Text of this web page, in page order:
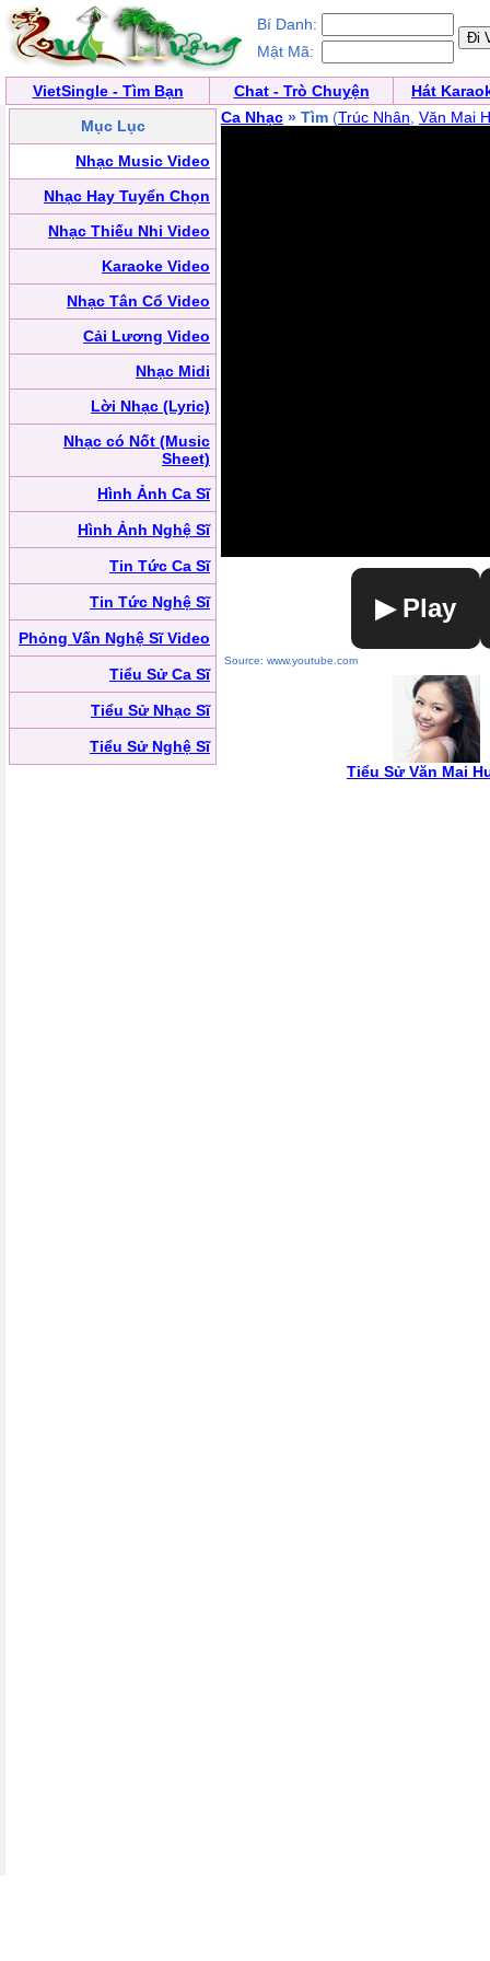
Bí Danh:
Mật Mã:
VietSingle - Tìm Bạn Chat - Trò Chuyện
Hát
Mục Lục
Nhạc Music Video
Nhạc Hay Tuyển Chọn
Nhạc Thiếu Nhi Video
Karaoke Video
Nhạc Tân Cổ Video
Cải Lương Video
Nhạc Midi
Lời Nhạc (Lyric)
Nhạc có Nốt (Music
Sheet)
Hình Ảnh Ca Sĩ
Hình Ảnh Nghệ Sĩ
Tin Tức Ca Sĩ
Tin Tức Nghệ Sĩ
Phỏng Vấn Nghệ Sĩ Video
Tiểu Sử Ca Sĩ
Tiểu Sử Nhạc Sĩ
Tiểu Sử Nghệ Sĩ
Ca Nhạc » Tìm (Trúc Nhân Văn Mai
▶ Play
Source: www.youtube.com
Tiểu Sử Văn Mai